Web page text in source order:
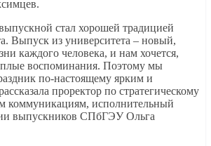
стал хорошей традицией
Выпуск из университета – новый,
каждого человека, и нам хочется,
воспоминания. Поэтому мы
по-настоящему ярким и
проректор по стратегическому
коммуникациям, исполнительный
выпускников СПбГЭУ Ольга